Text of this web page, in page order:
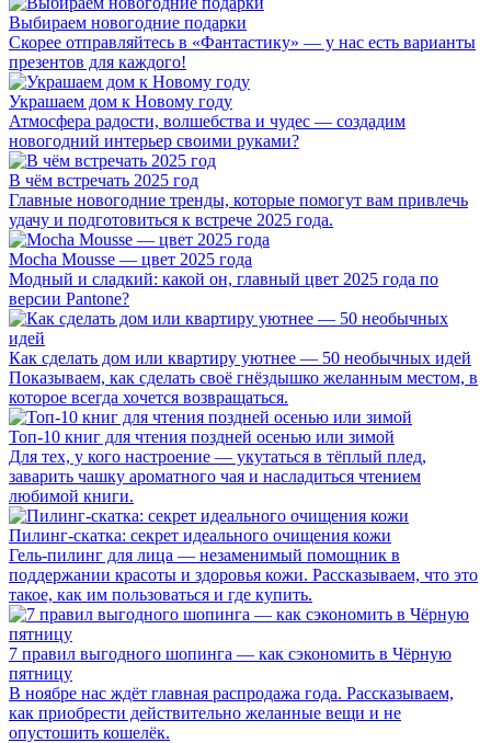
Выбираем новогодние подарки
Скорее отправляйтесь в «Фантастику» — у нас есть варианты
презентов для каждого!
Украшаем дом к Новому году
Атмосфера радости, волшебства и чудес — создадим
новогодний интерьер своими руками?
В чём встречать 2025 год
Главные новогодние тренды, которые помогут вам привлечь
удачу и подготовиться к встрече 2025 года.
Mocha Mousse — цвет 2025 года
Модный и сладкий: какой он, главный цвет 2025 года по
версии Pantone?
Как сделать дом или квартиру уютнее — 50 необычных идей
Показываем, как сделать своё гнёздышко желанным местом, в
которое всегда хочется возвращаться.
Топ-10 книг для чтения поздней осенью или зимой
Для тех, у кого настроение — укутаться в тёплый плед,
заварить чашку ароматного чая и насладиться чтением
любимой книги.
Пилинг-скатка: секрет идеального очищения кожи
Гель-пилинг для лица — незаменимый помощник в
поддержании красоты и здоровья кожи. Рассказываем, что это
такое, как им пользоваться и где купить.
7 правил выгодного шопинга — как сэкономить в Чёрную
пятницу
В ноябре нас ждёт главная распродажа года. Рассказываем,
как приобрести действительно желанные вещи и не
опустошить кошелёк.